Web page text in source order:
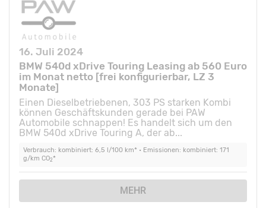
16. Juli 2024
BMW 540d xDrive Touring Leasing ab 560 Euro
im Monat netto [frei konfigurierbar, LZ 3
Monate]
Einen Dieselbetriebenen, 303 PS starken Kombi
können Geschäftskunden gerade bei PAW
Automobile schnappen! Es handelt sich um den
BMW 540d xDrive Touring A, der ab...
Verbrauch: kombiniert: 6,5 l/100 km* • Emissionen: kombiniert: 171
g/km CO2*
MEHR